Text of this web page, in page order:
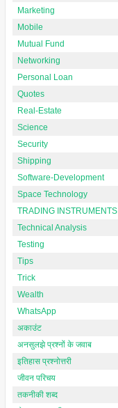
Marketing
Mobile
Mutual Fund
Networking
Personal Loan
Quotes
Real-Estate
Science
Security
Shipping
Software-Development
Space Technology
TRADING INSTRUMENTS
Technical Analysis
Testing
Tips
Trick
Wealth
WhatsApp
अकाउंट
अनसुलझे प्रश्नों के जवाब
इतिहास प्रश्नोत्तरी
जीवन परिचय
तकनीकी शब्द